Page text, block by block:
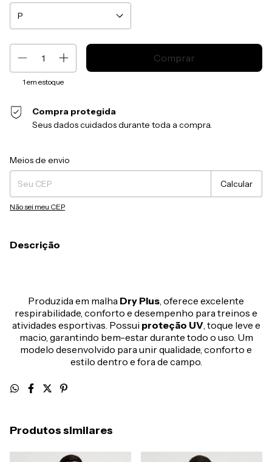
1 em estoque
Compra protegida
Seus dados cuidados durante toda a compra.
Entregas para o CEP:
Meios de envio
Calcular
Não sei meu CEP
Descrição
Produzida em malha Dry Plus, oferece excelente
respirabilidade, conforto e desempenho para treinos e
atividades esportivas. Possui proteção UV, toque leve e
macio, garantindo bem-estar durante todo o uso. Um
modelo desenvolvido para unir qualidade, conforto e
estilo dentro e fora de campo.
Produtos similares